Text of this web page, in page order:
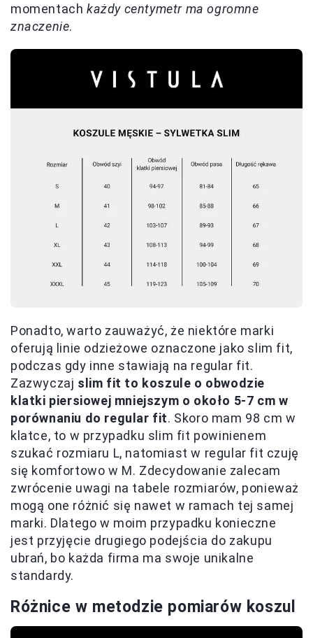
momentach każdy centymetr ma ogromne
znaczenie.
Ponadto, warto zauważyć, że niektóre marki
oferują linie odzieżowe oznaczone jako slim fit,
podczas gdy inne stawiają na regular fit.
Zazwyczaj slim fit to koszule o obwodzie
klatki piersiowej mniejszym o około 5-7 cm w
porównaniu do regular fit. Skoro mam 98 cm w
klatce, to w przypadku slim fit powinienem
szukać rozmiaru L, natomiast w regular fit czuję
się komfortowo w M. Zdecydowanie zalecam
zwrócenie uwagi na tabele rozmiarów, ponieważ
mogą one różnić się nawet w ramach tej samej
marki. Dlatego w moim przypadku konieczne
jest przyjęcie drugiego podejścia do zakupu
ubrań, bo każda firma ma swoje unikalne
standardy.
Różnice w metodzie pomiarów koszul